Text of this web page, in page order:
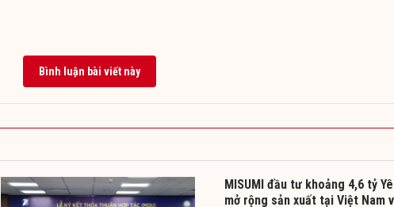
Bình luận bài viết này
MISUMI đầu tư khoảng 4,6 tỷ
mở rộng sản xuất tại Việt Nam